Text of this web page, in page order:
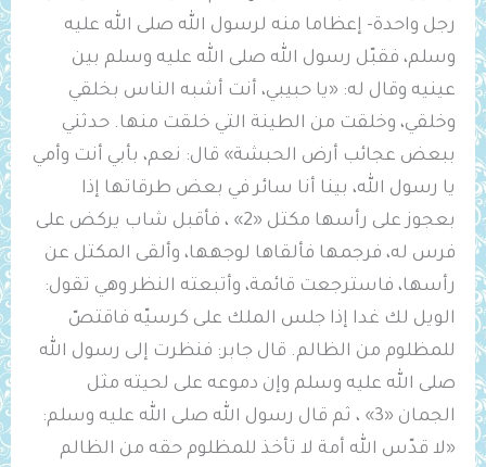
رجل واحدة- إعظاما منه لرسول الله صلى الله عليه
وسلم، فقبّل رسول الله صلى الله عليه وسلم بين
عينيه وقال له: «يا حبيبي، أنت أشبه الناس بخلقي
وخلقي، وخلقت من الطينة التي خلقت منها. حدثني
ببعض عجائب أرض الحبشة» قال: نعم، بأبي أنت وأمي
يا رسول الله، بينا أنا سائر في بعض طرقاتها إذا
بعجوز على رأسها مكتل «2» ، فأقبل شاب يركض على
فرس له، فرجمها فألقاها لوجهها، وألقى المكتل عن
رأسها، فاسترجعت قائمة، وأتبعته النظر وهي تقول:
‌الويل ‌لك غدا إذا ‌جلس ‌الملك على كرسيّه فاقتصّ
للمظلوم من الظالم. قال جابر: فنظرت إلى رسول الله
صلى الله عليه وسلم وإن دموعه على لحيته مثل
الجمان «3» ، ثم قال رسول الله صلى الله عليه وسلم:
«لا قدّس الله أمة لا تأخذ للمظلوم حقه من الظالم